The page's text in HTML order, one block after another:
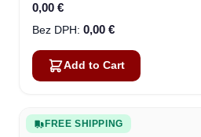
0,00 €
0,00 €
Add to Cart
FREE SHIPPING